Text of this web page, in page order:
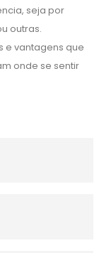
seja por
outras.
e vantagens que
onde se sentir